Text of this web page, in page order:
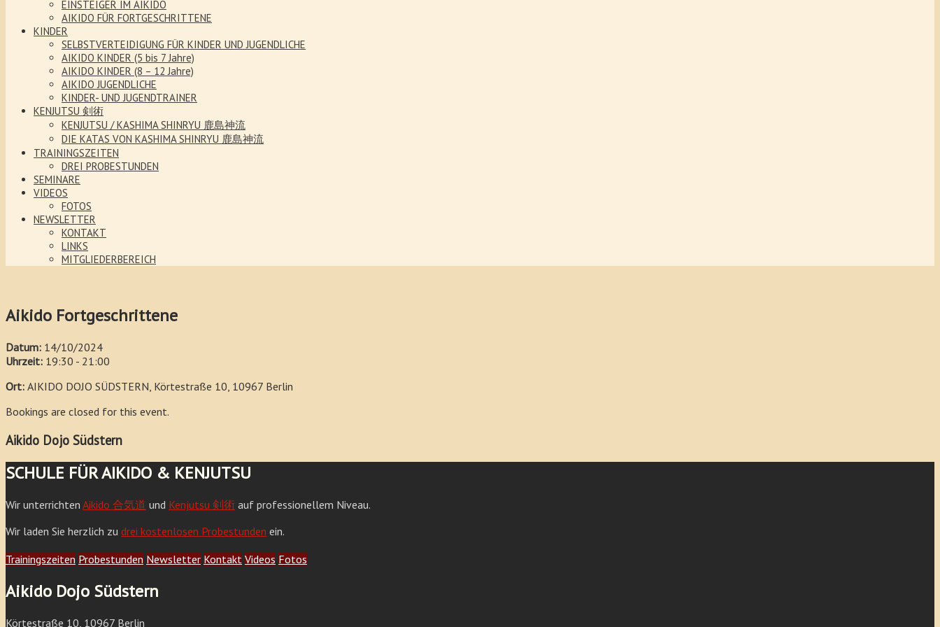
EINSTEIGER IM AIKIDO
AIKIDO FÜR FORTGESCHRITTENE
KINDER
SELBSTVERTEIDIGUNG FÜR KINDER UND JUGENDLICHE
AIKIDO KINDER (5 bis 7 Jahre)
AIKIDO KINDER (8 – 12 Jahre)
AIKIDO JUGENDLICHE
KINDER- UND JUGENDTRAINER
KENJUTSU 剣術
KENJUTSU / KASHIMA SHINRYU 鹿島神流
DIE KATAS VON KASHIMA SHINRYU 鹿島神流
TRAININGSZEITEN
DREI PROBESTUNDEN
SEMINARE
VIDEOS
FOTOS
NEWSLETTER
KONTAKT
LINKS
MITGLIEDERBEREICH
Aikido Fortgeschrittene
Datum: 14/10/2024
Uhrzeit: 19:30 - 21:00
Ort: AIKIDO DOJO SÜDSTERN, Körtestraße 10, 10967 Berlin
Bookings are closed for this event.
Aikido Dojo Südstern
SCHULE FÜR AIKIDO & KENJUTSU
Wir unterrichten Aikido 合気道 und Kenjutsu 剣術 auf professionellem Niveau.
Wir laden Sie herzlich zu drei kostenlosen Probestunden ein.
Trainingszeiten Probestunden Newsletter Kontakt Videos Fotos
Aikido Dojo Südstern
Körtestraße 10, 10967 Berlin